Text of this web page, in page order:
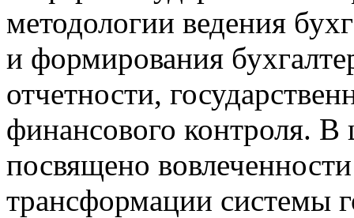
методологии ведения
и формирования
отчетности,
финансового контроля.
посвящено
трансформации системы